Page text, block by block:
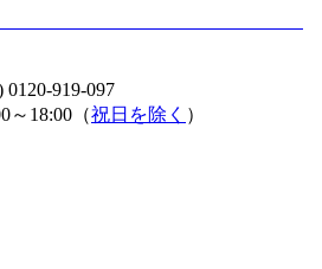
0120-919-097
～18:00（祝日を除く ）